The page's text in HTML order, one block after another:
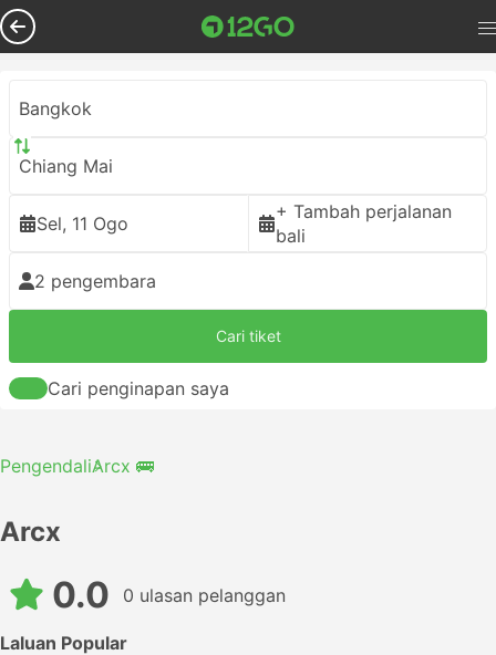
Bangkok
Chiang Mai
Sel, 11 Ogo
+ Tambah perjalanan
bali
2 pengembara
Cari tiket
Cari penginapan saya
PengendaliArcx 🚌
Arcx
0.0 0 ulasan pelanggan
Laluan Popular